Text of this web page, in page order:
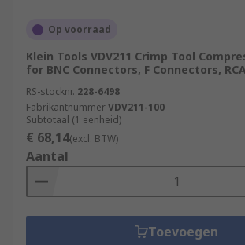
Op voorraad
Klein Tools VDV211 Crimp Tool
for BNC Connectors, F Connectors,
RS-stocknr. 228-6498
FabrikantnummerVDV211-100
Subtotaal (1 eenheid)
€ 68,14(excl. BTW)
Aantal
Toevoegen